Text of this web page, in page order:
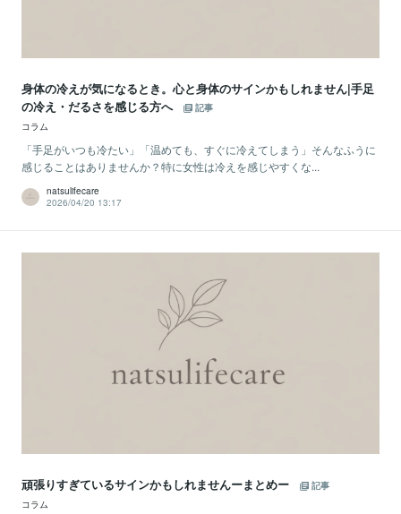
身体の冷えが気になるとき。心と身体のサインかもしれません|手足
の冷え・だるさを感じる方へ
記事
コラム
「手足がいつも冷たい」「温めても、すぐに冷えてしまう」そんなふうに
感じることはありませんか？特に女性は冷えを感じやすくな...
natsulifecare
2026/04/20 13:17
頑張りすぎているサインかもしれませんーまとめー
記事
コラム